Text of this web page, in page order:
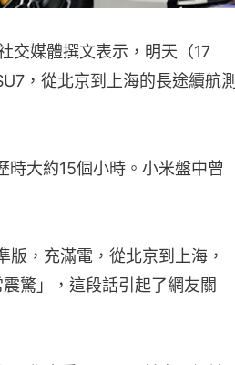
交媒體撰文表示，明天（17
，從北京到上海的長途續航測
時大約15個小時。小米盤中曾
，充滿電，從北京到上海，
驚」，這段話引起了網友關